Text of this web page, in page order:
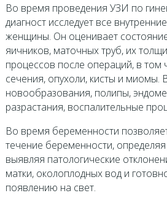
Во время проведения УЗИ по
диагност исследует все
женщины. Он оценивает
яичников, маточных труб, их
процессов после операций, в том
сечения, опухоли, кисты и миомы.
новообразования, полипы,
разрастания, воспалительные
Во время беременности
течение беременности,
выявляя патологические
матки, околоплодных вод и
появлению на свет.